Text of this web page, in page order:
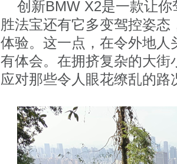
创新BMW X2是一款让
胜法宝还有它多变驾控姿
体验。这一点，在令外地
有体会。在拥挤复杂的大
应对那些令人眼花缭乱的路